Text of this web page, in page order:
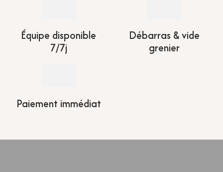
Équipe disponible
7/7j
Débarras & vide
grenier
Paiement immédiat